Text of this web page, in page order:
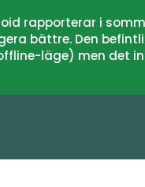
rapporterar i
bättre. Den
läge) men det